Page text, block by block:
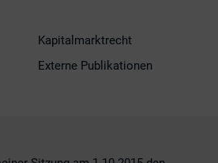
Kapitalmarktrecht
Externe Publikationen